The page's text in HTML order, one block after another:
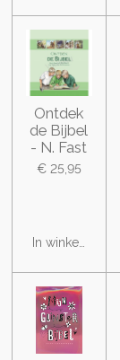
Ontdek
de Bijbel
- N. Fast
€ 25,95
In winkelwagen